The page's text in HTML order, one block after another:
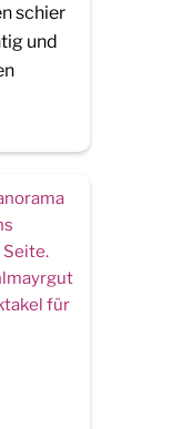
schier
und